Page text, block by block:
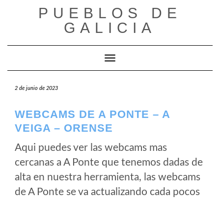
PUEBLOS DE
GALICIA
Cambiar modo de navegación
2 de junio de 2023
WEBCAMS DE A PONTE – A
VEIGA – ORENSE
Aqui puedes ver las webcams mas
cercanas a A Ponte que tenemos dadas de
alta en nuestra herramienta, las webcams
de A Ponte se va actualizando cada pocos